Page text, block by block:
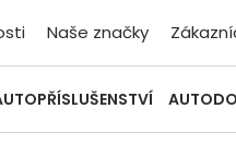
Naše značky